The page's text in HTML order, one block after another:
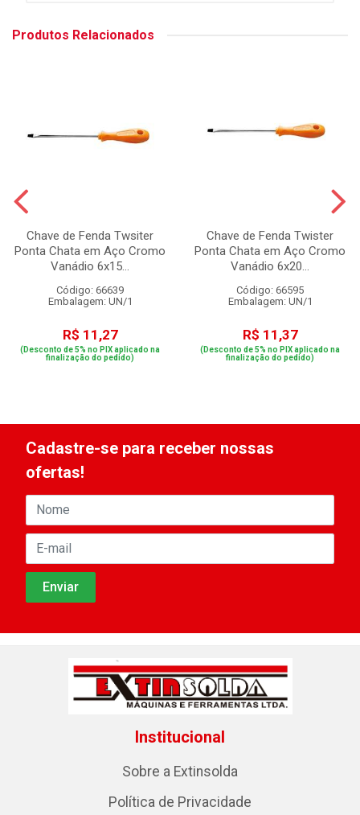
Produtos Relacionados
Chave de Fenda Twsiter
Ponta Chata em Aço Cromo
Vanádio 6x15...
Código: 66639
Embalagem: UN/1
R$ 11,27
(Desconto de 5% no PIX aplicado na
finalização do pedido)
Chave de Fenda Twister
Ponta Chata em Aço Cromo
Vanádio 6x20...
Código: 66595
Embalagem: UN/1
R$ 11,37
(Desconto de 5% no PIX aplicado na
finalização do pedido)
Cadastre-se para receber nossas
ofertas!
Institucional
Sobre a Extinsolda
Política de Privacidade